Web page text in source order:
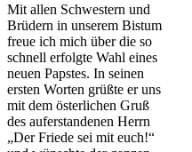
Mit allen Schwestern und
Brüdern in unserem Bistum
freue ich mich über die so
schnell erfolgte Wahl eines
neuen Papstes. In seinen
ersten Worten grüßte er uns
mit dem österlichen Gruß
des auferstandenen Herrn
„Der Friede sei mit euch!“